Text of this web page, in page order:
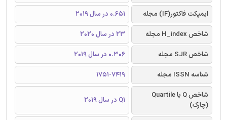
ایمپکت فاکتور(IF) مجله
0.651 در سال 2019
شاخص H_index مجله
23 در سال 2020
شاخص SJR مجله
0.306 در سال 2019
شناسه ISSN مجله
1751-7419
شاخص Q یا Quartile
(چارک)
Q1 در سال 2019